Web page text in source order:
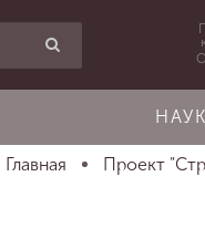
Главная Проект